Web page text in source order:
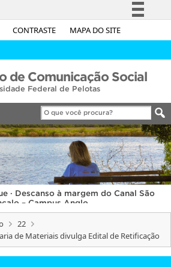
CONTRASTE MAPA DO SITE
Simplifique!
Acesso à informação
Legislação
Canais
de Comunicação Social
Federal de Pelotas
· Descanso à margem do Canal São
– Campus Anglo
22
de Materiais divulga Edital de Retificação